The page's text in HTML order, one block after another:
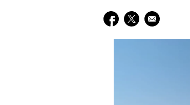
Udostępnij na
Udostępnij na
E-mail do